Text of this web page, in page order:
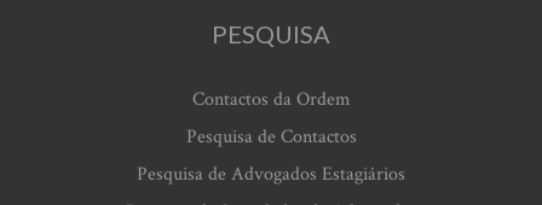
PESQUISA
Contactos da Ordem
Pesquisa de Contactos
Pesquisa de Advogados Estagiários